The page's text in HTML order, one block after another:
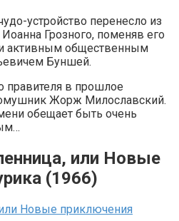
устройство перенесло из
Грозного, поменяв его
активным общественным
Буншей.
правителя в прошлое
Жорж Милославский.
обещает быть очень
или Новые
(1966)